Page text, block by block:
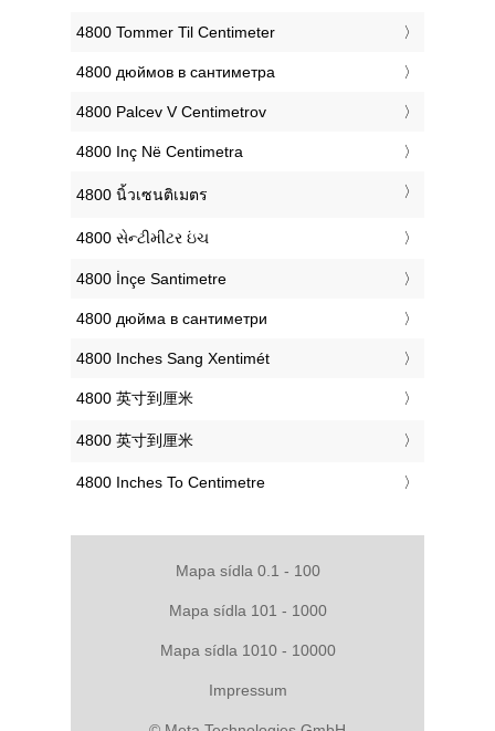
‎4800 Tommer Til Centimeter
‎4800 дюймов в сантиметра
‎4800 Palcev V Centimetrov
‎4800 Inç Në Centimetra
‎4800 นิ้วเซนติเมตร
‎4800 સેન્ટીમીટર ઇંચ
‎4800 İnçe Santimetre
‎4800 дюйма в сантиметри
‎4800 Inches Sang Xentimét
‎4800 英寸到厘米
‎4800 英寸到厘米
‎4800 Inches To Centimetre
Mapa sídla 0.1 - 100
Mapa sídla 101 - 1000
Mapa sídla 1010 - 10000
Impressum